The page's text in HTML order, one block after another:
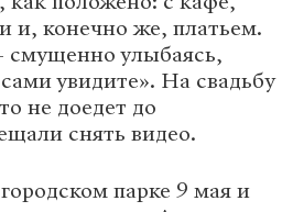
и, конечно же, платьем.
смущенно улыбаясь,
увидите». На свадьбу
не доедет до
снять видео.
парке 9 мая и